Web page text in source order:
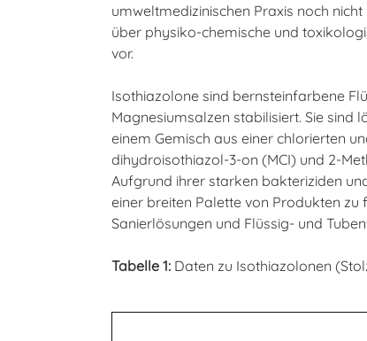
umweltmedizinischen Praxis noch
über physiko-chemische und
vor.
Isothiazolone sind bernsteinfarbene
Magnesiumsalzen stabilisiert. Sie sind
einem Gemisch aus einer chlorierten
dihydroisothiazol-3-on (MCI) und 2-
Aufgrund ihrer starken bakteriziden
einer breiten Palette von Produkten
Sanierlösungen und Flüssig- und
Tabelle 1: Daten zu Isothiazolonen